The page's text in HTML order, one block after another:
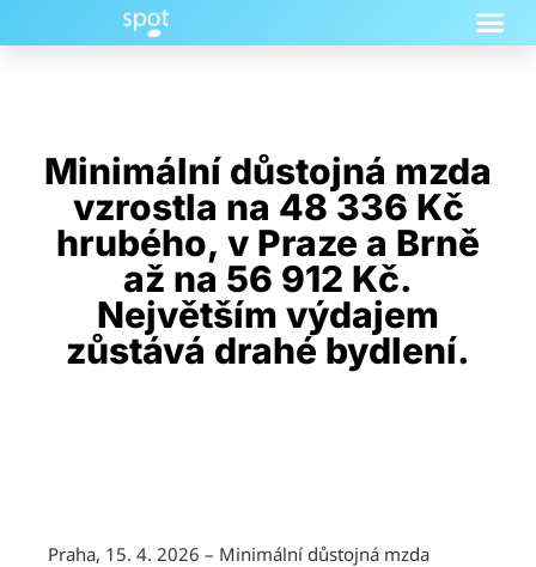
Minimální důstojná mzda
vzrostla na 48 336 Kč
hrubého, v Praze a Brně
až na 56 912 Kč.
Největším výdajem
zůstává drahé bydlení.
Praha, 15. 4. 2026 – Minimální důstojná mzda